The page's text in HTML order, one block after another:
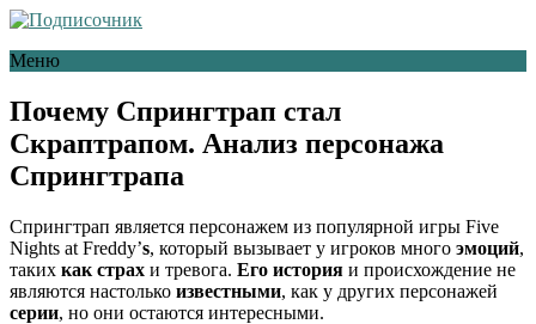
Меню
Почему Спрингтрап стал
Скраптрапом. Анализ персонажа
Спрингтрапа
Спрингтрап является персонажем из популярной игры Five
Nights at Freddy’s, который вызывает у игроков много эмоций,
таких как страх и тревога. Его история и происхождение не
являются настолько известными, как у других персонажей
серии, но они остаются интересными.